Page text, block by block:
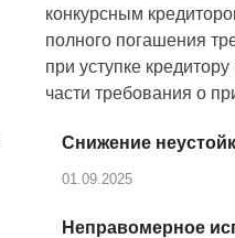
конкурсным
полного погашения
при уступке
части требования о
Снижение
01.09.2025
Неправомерное